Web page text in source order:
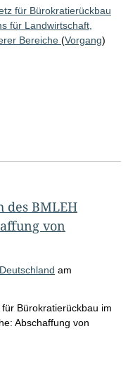
für Bürokratierückbau
für Landwirtschaft,
Bereiche (Vorgang)
BMLEH
von
am
Bürokratierückbau im
Abschaffung von